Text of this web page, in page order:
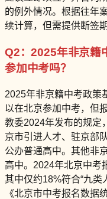
的例外情况。根据往年
续计算，但需提供断签
Q2：2025年非京籍
参加中考吗？
2025年非京籍中考政策
以在北京参加中考，但
教委2024年发布的规定
京市引进人才、驻京部
公办普通高中。其他非
高中。2024年北京中考
其中仅约18%符合“九类
《北京市中考报名数据